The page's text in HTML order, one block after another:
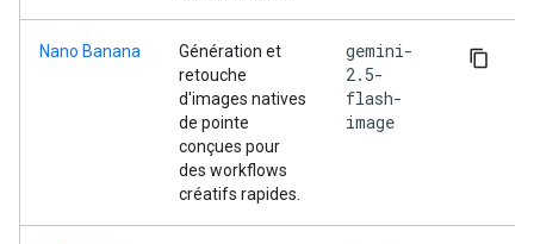
Nano Banana
Génération et
retouche
d'images natives
de pointe
conçues pour
des workflows
créatifs rapides.
gemini-
2.5-
flash-
image